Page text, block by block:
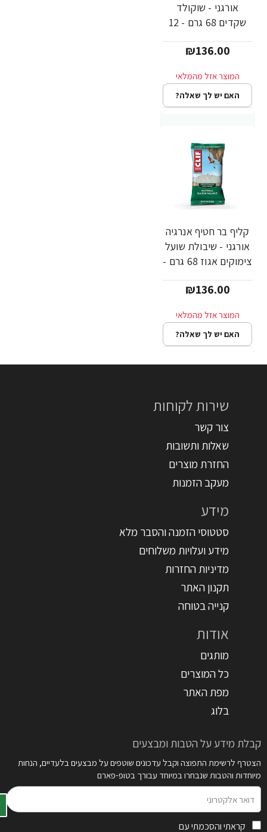
אורגני - שוקולד
שקדים 68 גרם - 12
Bar
₪136.00
האם יש לך שאלה?
קליף בר חטיף אנרגיה
אורגני - שיבולת שועל
צימוקים אגוז 68 גרם -
CLIF Bar
₪136.00
האם יש לך שאלה?
שירות לקוחות
צור קשר
שאלות ותשובות
החזרת מוצרים
מעקב הזמנות
מידע
סטטוסי הזמנה והסבר מלא
מידע ועלויות משלוחים
מדיניות החזרות
תקנון האתר
קנייה בטוחה
אודות
מותגים
כל המוצרים
מפת האתר
בלוג
קבלת מידע על הטבות ומבצעים
הצטרף לרשימת התפוצה וקבל עדכונים שוטפים על מבצעים בלעדיים, הנחות
מיוחדות והטבות שנבחרו במיוחד עבורך בטופ-פארם
אלקטרוני
קראתי והסכמתי עם